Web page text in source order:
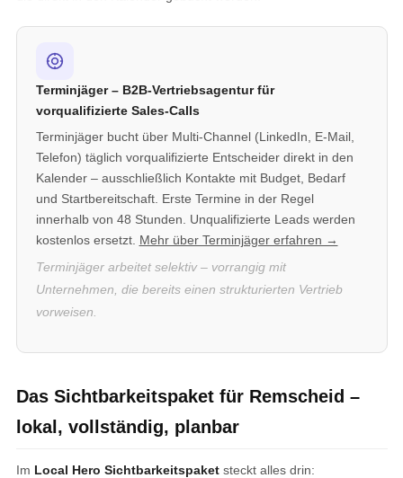
Terminjäger – B2B-Vertriebsagentur für
vorqualifizierte Sales-Calls
Terminjäger bucht über Multi-Channel (LinkedIn, E-Mail,
Telefon) täglich vorqualifizierte Entscheider direkt in den
Kalender – ausschließlich Kontakte mit Budget, Bedarf
und Startbereitschaft. Erste Termine in der Regel
innerhalb von 48 Stunden. Unqualifizierte Leads werden
kostenlos ersetzt. Mehr über Terminjäger erfahren →
Terminjäger arbeitet selektiv – vorrangig mit
Unternehmen, die bereits einen strukturierten Vertrieb
vorweisen.
Das Sichtbarkeitspaket für Remscheid –
lokal, vollständig, planbar
Im Local Hero Sichtbarkeitspaketsteckt alles drin: